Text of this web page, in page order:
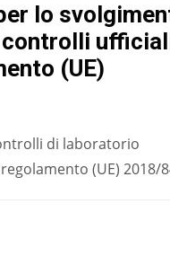
lo
controlli
(UE)
di laboratorio
(UE) 2018/